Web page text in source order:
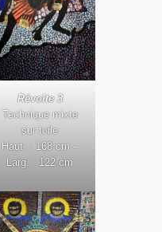
Révolte 3
Technique mixte
sur toile
Haut. : 168 cm –
Larg. : 122 cm